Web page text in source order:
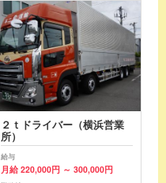
２ｔドライバー（横浜営業
所）
給与
月給 220,000円 ～ 300,000円